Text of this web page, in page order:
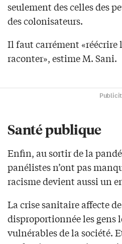
seulement des celles des
des colonisateurs.
Il faut carrément «réécrire
raconter», estime M. Sani.
Santé publique
Enfin, au sortir de la
panélistes n’ont pas
racisme devient aussi un
La crise sanitaire affecte
disproportionnée les gens
vulnérables de la société.